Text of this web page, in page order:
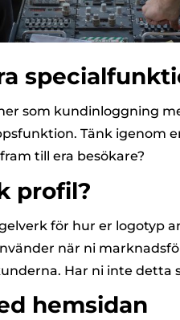
som kundinloggning
Tänk igenom
till era besökare?
profil?
för hur er logotyp
när ni
Har ni inte detta
hemsidan